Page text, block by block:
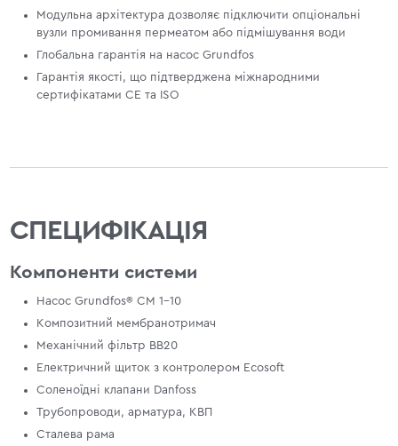
Модульна архітектура дозволяє підключити опціональні
вузли промивання пермеатом або підмішування води
Глобальна гарантія на насос Grundfos
Гарантія якості, що підтверджена міжнародними
сертифікатами CE та ISO
СПЕЦИФІКАЦІЯ
Компоненти системи
Насос Grundfos® CM 1-10
Композитний мембранотримач
Механічний фільтр BB20
Електричний щиток з контролером Ecosoft
Соленоїдні клапани Danfoss
Трубопроводи, арматура, КВП
Сталева рама